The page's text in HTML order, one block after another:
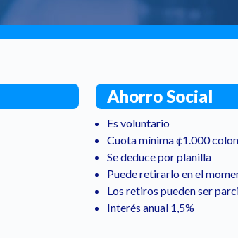
Ahorro Social
Es voluntario
Cuota mínima ¢1.000
Se deduce por planilla
Puede retirarlo en el
Los retiros pueden ser
Interés anual 1,5%